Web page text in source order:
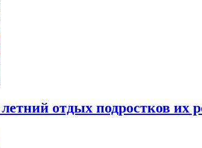
отдых подростков их